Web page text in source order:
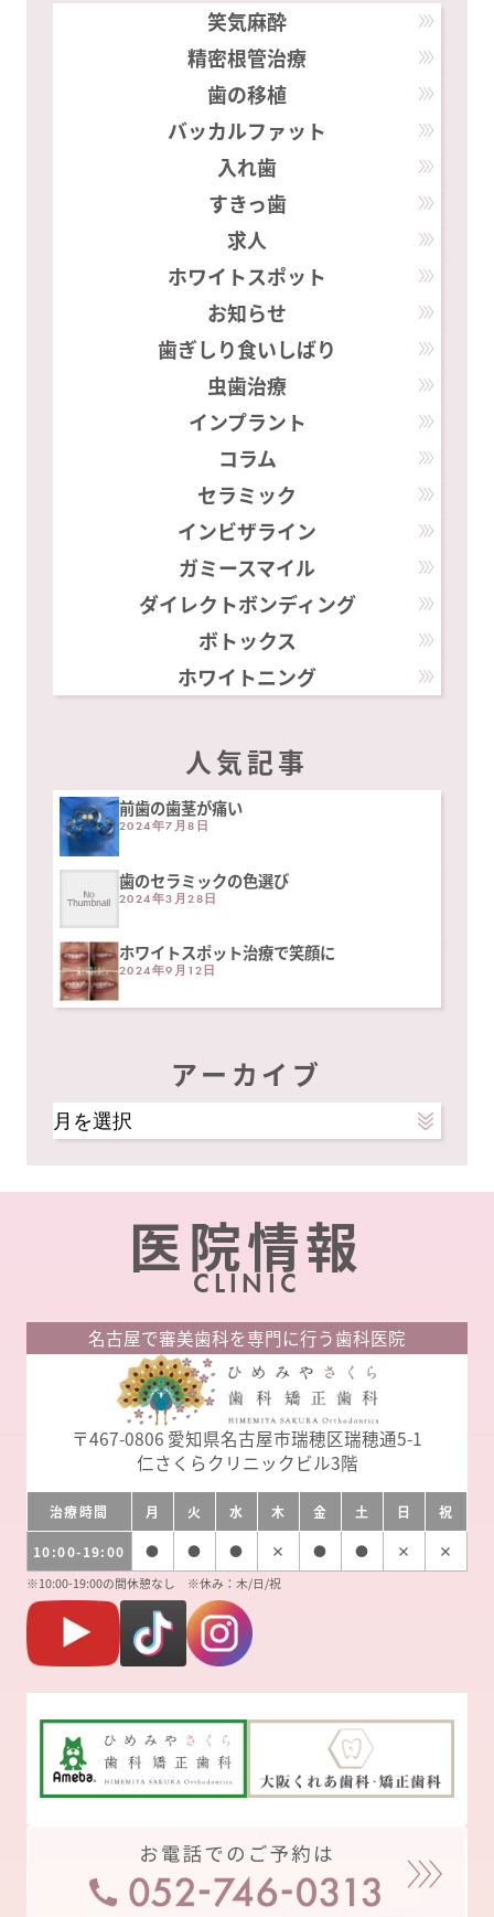
笑気麻酔
精密根管治療
歯の移植
バッカルファット
入れ歯
すきっ歯
求人
ホワイトスポット
お知らせ
歯ぎしり食いしばり
虫歯治療
インプラント
コラム
セラミック
インビザライン
ガミースマイル
ダイレクトボンディング
ボトックス
ホワイトニング
人気記事
前歯の歯茎が痛い
2024年7月8日
歯のセラミックの色選び
2024年3月28日
ホワイトスポット治療で笑顔に
2024年9月12日
アーカイブ
ア
ー
カ
医院情報
CLINIC
名古屋で審美歯科を専門に行う歯科医院
〒467-0806 愛知県名古屋市瑞穂区瑞穂通5-1
仁さくらクリニックビル3階
治療時間 月 火 水 木 金 土 日 祝
10:00-19:00 ● ● ● × ● ● × ×
※10:00-19:00の間休憩なし ※休み：木/日/祝